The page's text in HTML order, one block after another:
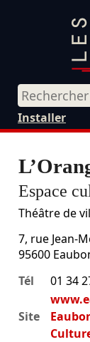
Installer
Espace
Théâtre de
7, rue Jean-
95600
Tél
01 34
Site